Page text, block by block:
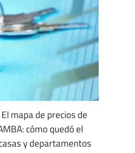
El mapa de precios de
cómo quedó el
y departamentos